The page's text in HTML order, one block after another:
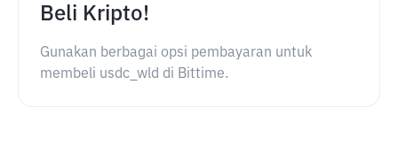
Beli Kripto!
Gunakan berbagai opsi pembayaran untuk
membeli usdc_wld di Bittime.